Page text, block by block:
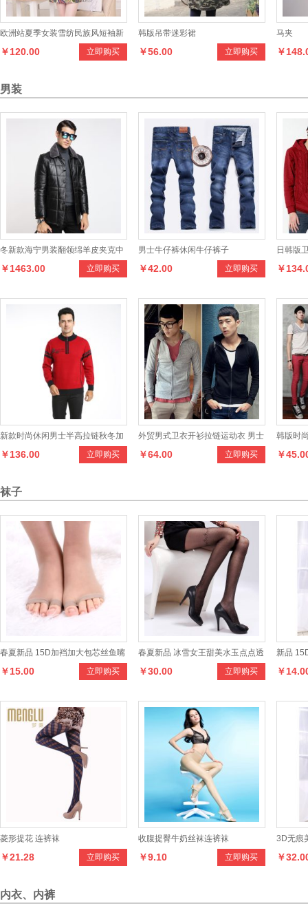
欧洲站夏季女装雪纺民族风短袖新
款连衣裙 立即购买
￥120.00
韩版吊带迷彩裙
立即购买
￥56.00
马夹
￥
男装
冬新款海宁男装翻领绵羊皮夹克中
长款羊羔毛领修身休闲外套立即购买
￥1463.00
男士牛仔裤休闲牛仔裤子
立即购买
￥42.00
日韩版
线拼接
￥
新款时尚休闲男士半高拉链秋冬加
厚款长袖羊绒衫 立即购买
￥136.00
外贸男式卫衣开衫拉链运动衣 男士
棉质卫衣 立即购买
￥64.00
韩版时
男装
￥
袜子
春夏新品 15D加裆加大包芯丝鱼嘴
露趾袜 立即购买
￥15.00
春夏新品 冰雪女王甜美水玉点点透
薄连裤袜 立即购买
￥30.00
新品
丝鱼嘴
￥
菱形提花 连裤袜
立即购买
￥21.28
收腹提臀牛奶丝袜连裤袜
立即购买
￥9.10
3D无痕
新品
￥
内衣、内裤